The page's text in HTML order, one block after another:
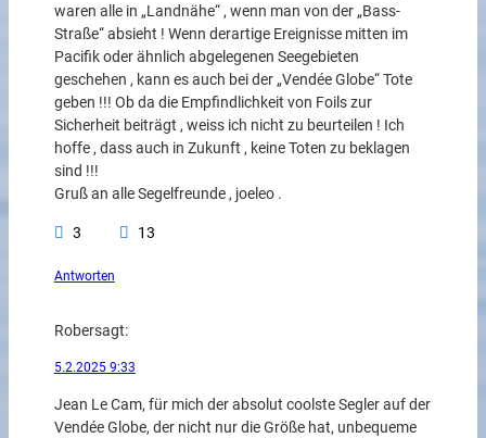
waren alle in „Landnähe“ , wenn man von der „Bass-
Straße“ absieht ! Wenn derartige Ereignisse mitten im
Pacifik oder ähnlich abgelegenen Seegebieten
geschehen , kann es auch bei der „Vendée Globe“ Tote
geben !!! Ob da die Empfindlichkeit von Foils zur
Sicherheit beiträgt , weiss ich nicht zu beurteilen ! Ich
hoffe , dass auch in Zukunft , keine Toten zu beklagen
sind !!!
Gruß an alle Segelfreunde , joeleo .
3 13
Antworten
Robersagt:
5.2.2025 9:33
Jean Le Cam, für mich der absolut coolste Segler auf der
Vendée Globe, der nicht nur die Größe hat, unbequeme